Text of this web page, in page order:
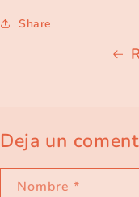
Share
Deja un
Nombre *